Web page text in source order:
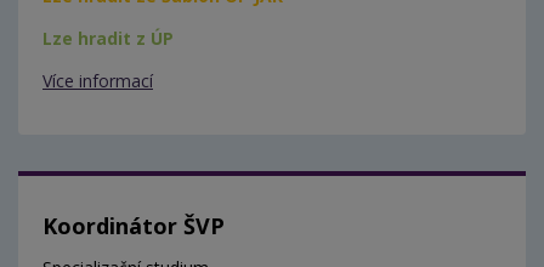
Lze hradit z ÚP
Více informací
Koordinátor ŠVP